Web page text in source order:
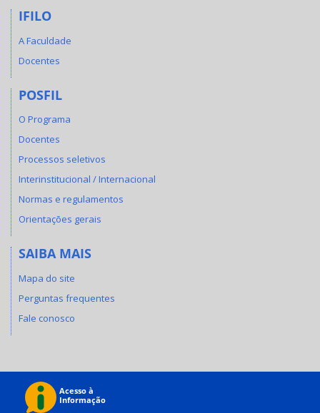
IFILO
A Faculdade
Docentes
POSFIL
O Programa
Docentes
Processos seletivos
Interinstitucional / Internacional
Normas e regulamentos
Orientações gerais
SAIBA MAIS
Mapa do site
Perguntas frequentes
Fale conosco